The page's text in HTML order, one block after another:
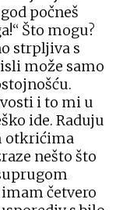
počneš
Što mogu?
strpljiva s
može samo
i to mi u
ide. Raduju
otkrićima
nešto što
četvero